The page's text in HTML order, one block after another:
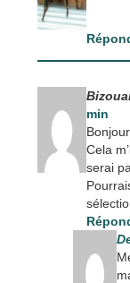
min
Bonjour
Cela
serai